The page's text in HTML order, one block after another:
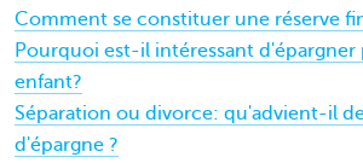
Comment se constituer une réserve
Pourquoi est-il intéressant
enfant?
Séparation ou divorce: qu'advient-il
d'épargne ?